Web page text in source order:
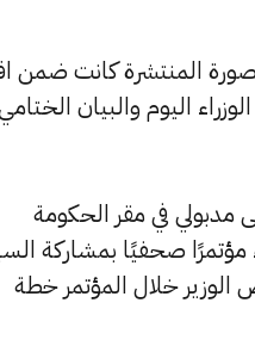
المنتشرة كانت ضمن
اليوم والبيان
مدبولي في مقر الحكومة
صحفيًا بمشاركة
الوزير خلال المؤتمر خطة